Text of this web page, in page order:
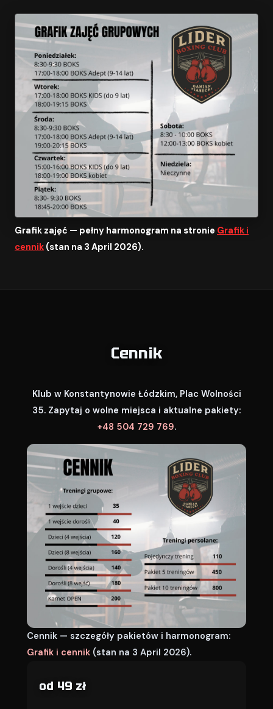
Grafik zajęć — pełny harmonogram na stronie Grafik i
cennik (stan na 3 April 2026).
Cennik
Klub w Konstantynowie Łódzkim, Plac Wolności
35. Zapytaj o wolne miejsca i aktualne pakiety:
+48 504 729 769.
Cennik — szczegóły pakietów i harmonogram:
Grafik i cennik (stan na 3 April 2026).
od 49 zł